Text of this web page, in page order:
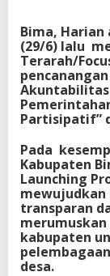
Bima, Harian
(29/6) lalu
Terarah/
Partisipatif”
Pada
Kabupaten
Launching
mewujudkan
transparan
kabupaten
desa.